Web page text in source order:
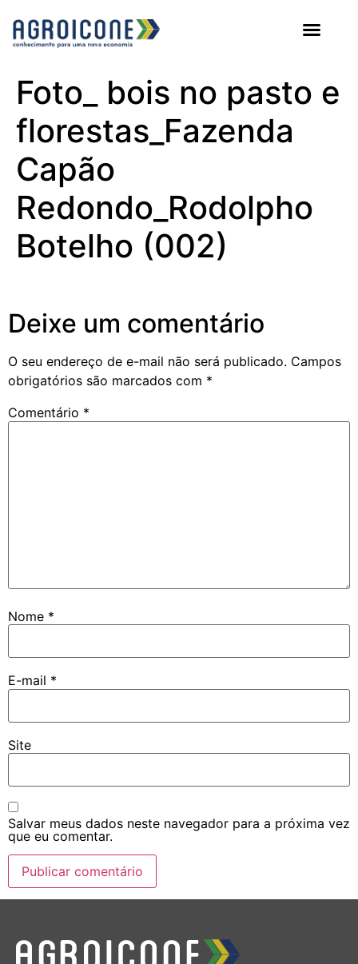
Foto_ bois no pasto e
florestas_Fazenda
Capão
Redondo_Rodolpho
Botelho (002)
Deixe um comentário
O seu endereço de e-mail não será publicado. Campos
obrigatórios são marcados com *
Comentário *
Nome *
E-mail *
Site
Salvar meus dados neste navegador para a próxima vez
que eu comentar.